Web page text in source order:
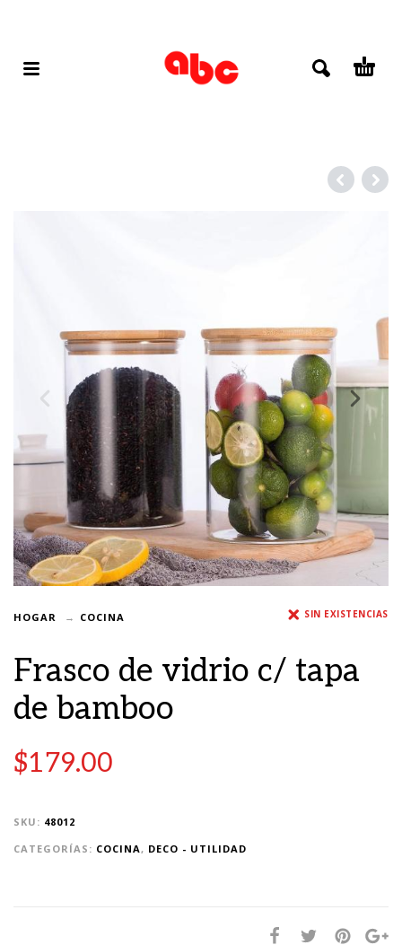
HOGAR COCINA SIN EXISTENCIAS
Frasco de vidrio c/ tapa
de bamboo
$179.00
SKU: 48012
CATEGORÍAS: COCINA, DECO - UTILIDAD